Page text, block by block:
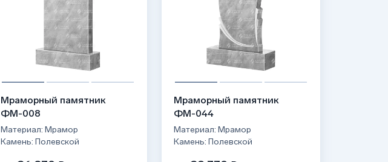
Мраморный памятник
ФМ-008
Материал: Мрамор
Камень: Полевской
Мраморный памятник
ФМ-044
Материал: Мрамор
Камень: Полевской